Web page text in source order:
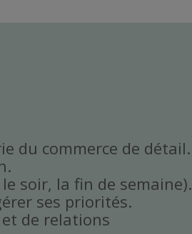
du commerce de détail.
soir, la fin de semaine).
ses priorités.
de relations